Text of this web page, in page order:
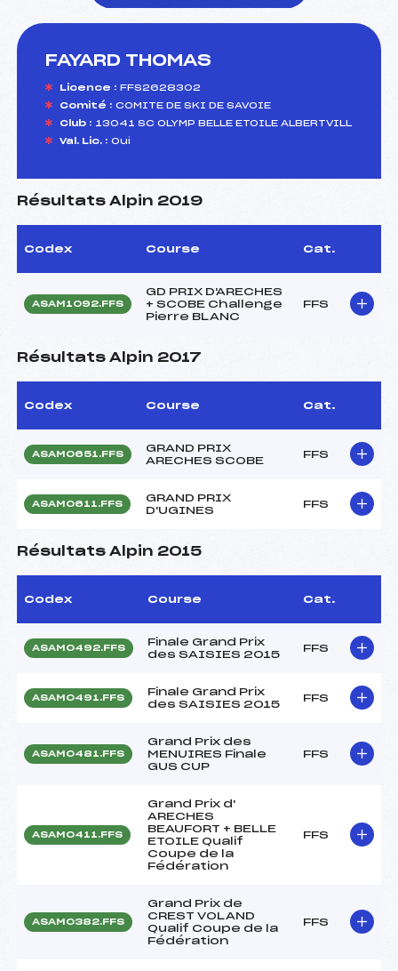
FAYARD THOMAS
Licence : FFS2628302
Comité : COMITE DE SKI DE SAVOIE
Club : 13041 SC OLYMP BELLE ETOILE ALBERTVILL
Val. Lic. : Oui
Résultats Alpin 2019
Codex Course Cat.
ASAM1092.FFS
GD PRIX D'ARECHES
+ SCOBE Challenge
Pierre BLANC
FFS
Résultats Alpin 2017
Codex Course Cat.
ASAM0651.FFS
GRAND PRIX
ARECHES SCOBE
FFS
ASAM0611.FFS
GRAND PRIX
D'UGINES
FFS
Résultats Alpin 2015
Codex Course Cat.
ASAM0492.FFS
Finale Grand Prix
des SAISIES 2015
FFS
ASAM0491.FFS
Finale Grand Prix
des SAISIES 2015
FFS
ASAM0481.FFS
Grand Prix des
MENUIRES Finale
GUS CUP
FFS
ASAM0411.FFS
Grand Prix d'
ARECHES
BEAUFORT + BELLE
ETOILE Qualif
Coupe de la
Fédération
FFS
ASAM0382.FFS
Grand Prix de
CREST VOLAND
Qualif Coupe de la
Fédération
FFS